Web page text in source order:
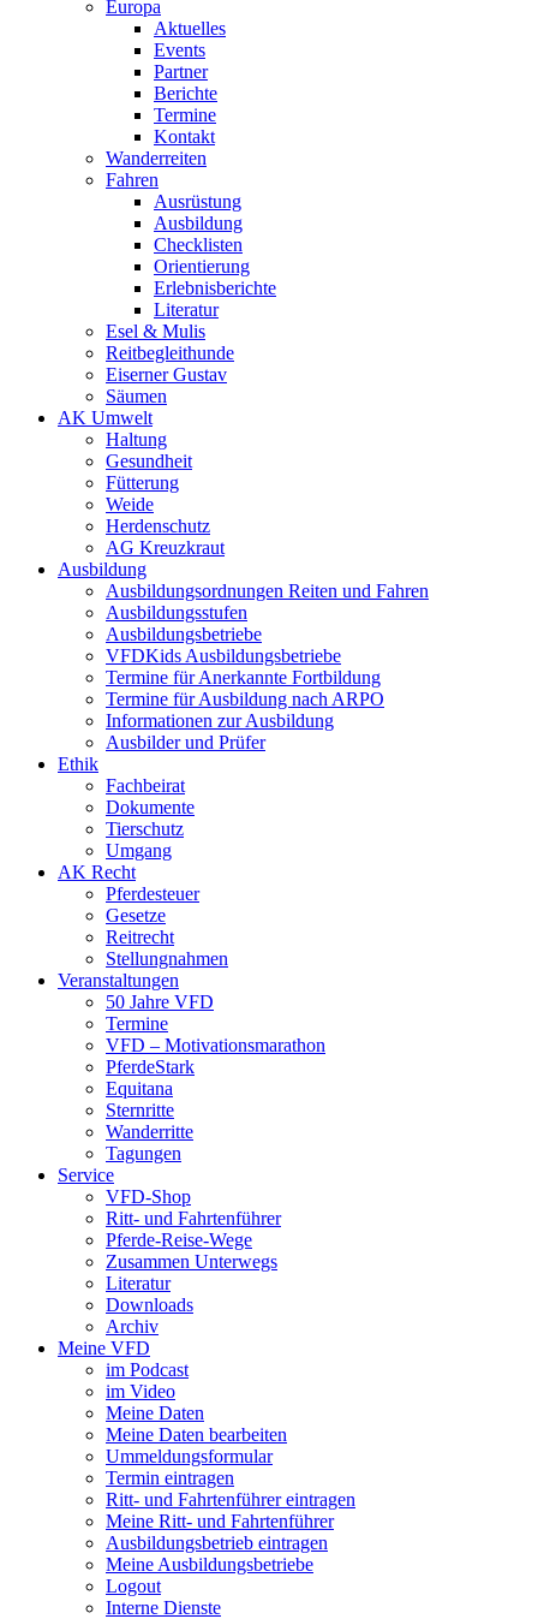
Europa
Aktuelles
Events
Partner
Berichte
Termine
Kontakt
Wanderreiten
Fahren
Ausrüstung
Ausbildung
Checklisten
Orientierung
Erlebnisberichte
Literatur
Esel & Mulis
Reitbegleithunde
Eiserner Gustav
Säumen
AK Umwelt
Haltung
Gesundheit
Fütterung
Weide
Herdenschutz
AG Kreuzkraut
Ausbildung
Ausbildungsordnungen Reiten und Fahren
Ausbildungsstufen
Ausbildungsbetriebe
VFDKids Ausbildungsbetriebe
Termine für Anerkannte Fortbildung
Termine für Ausbildung nach ARPO
Informationen zur Ausbildung
Ausbilder und Prüfer
Ethik
Fachbeirat
Dokumente
Tierschutz
Umgang
AK Recht
Pferdesteuer
Gesetze
Reitrecht
Stellungnahmen
Veranstaltungen
50 Jahre VFD
Termine
VFD – Motivationsmarathon
PferdeStark
Equitana
Sternritte
Wanderritte
Tagungen
Service
VFD-Shop
Ritt- und Fahrtenführer
Pferde-Reise-Wege
Zusammen Unterwegs
Literatur
Downloads
Archiv
Meine VFD
im Podcast
im Video
Meine Daten
Meine Daten bearbeiten
Ummeldungsformular
Termin eintragen
Ritt- und Fahrtenführer eintragen
Meine Ritt- und Fahrtenführer
Ausbildungsbetrieb eintragen
Meine Ausbildungsbetriebe
Logout
Interne Dienste